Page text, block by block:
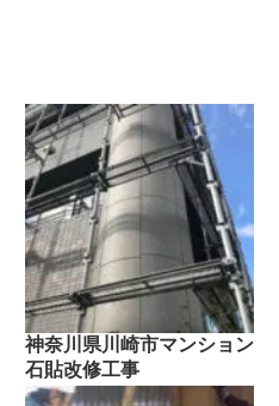
神奈川県川崎市マンション
石貼改修工事